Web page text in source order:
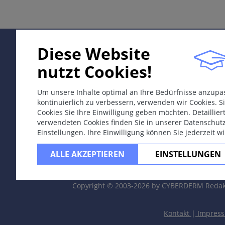
Therapie & Prävention
Synonyme
Fieberbläschen.
Epidemiologie
Erwachsene haben >90% eine Infektion
Definition
Virale Infektionskrankheit mit Herpes Virus (HHV) Typ 1
Diese Website
nutzt Cookies!
Um unsere Inhalte optimal an Ihre Bedürfnisse
kontinuierlich zu verbessern, verwenden wir Cookies.
Cookies Sie Ihre Einwilligung geben möchten.
verwendeten Cookies finden Sie in unserer
Einstellungen. Ihre Einwilligung können Sie jederzeit
ALLE AKZEPTIEREN EINSTELLUNGEN
Copyright © 2003-2026 by CYBERDERM
Kontakt |